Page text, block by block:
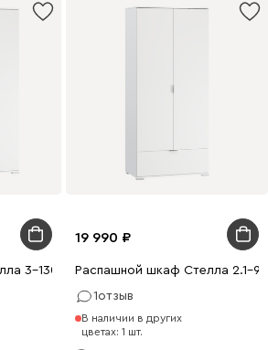
3-130x200 Белый
19 990
Распашной шкаф Стелла 2.1-
1отзыв
В наличии в других
цветах: 1 шт.